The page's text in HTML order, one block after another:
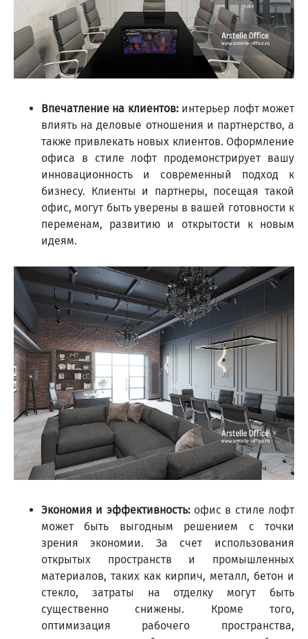
Впечатление на клиентов:интерьер лофт может
влиять на деловые отношения и партнерство, а
также привлекать новых клиентов. Оформление
офиса в стиле лофт продемонстрирует вашу
инновационность и современный подход к
бизнесу. Клиенты и партнеры, посещая такой
офис, могут быть уверены в вашей готовности к
переменам, развитию и открытости к новым
идеям.
Экономия и эффективность:офис в стиле лофт
может быть выгодным решением с точки
зрения экономии. За счет использования
открытых пространств и промышленных
материалов, таких как кирпич, металл, бетон и
стекло, затраты на отделку могут быть
существенно снижены. Кроме того,
оптимизация рабочего пространства,